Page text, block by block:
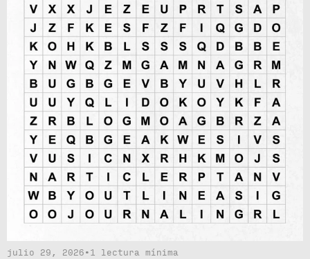
julio 29, 2026 • 1 lectura mínima